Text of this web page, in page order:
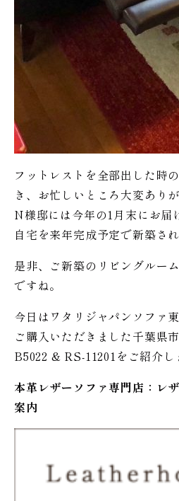
フットレストを全部出した時
き、お忙しいところ大変あり
N様邸には今年の1月末にお届
自宅を来年完成予定で新築さ
是非、ご新築のリビングルー
ですね。
今日はワタリジャパンソファ
ご購入いただきました千葉県
B5022 & RS-11201をご紹介し
本革レザーソファ専門店：レ
案内